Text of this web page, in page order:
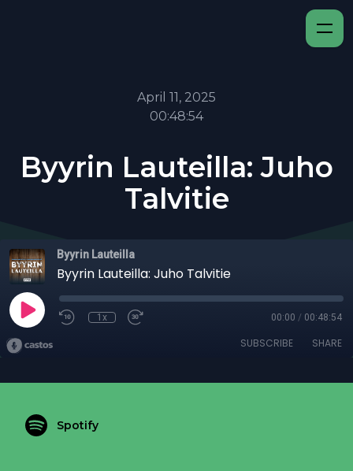
April 11, 2025
00:48:54
Byyrin Lauteilla: Juho
Talvitie
Byyrin Lauteilla
Byyrin Lauteilla: Juho Talvitie
1x 00:00 / 00:48:54
SUBSCRIBE SHARE
Spotify